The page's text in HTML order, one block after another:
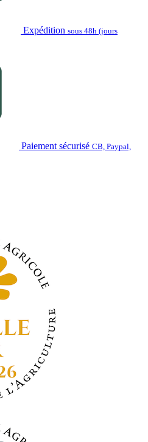
Expédition sous 48h (jours
Paiement sécurisé CB, Paypal,